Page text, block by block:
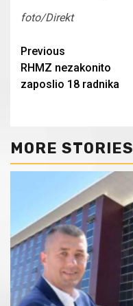
foto/Direkt
Continue
Reading
Previous
RHMZ nezakonito
zaposlio 18 radnika
MORE STORIES